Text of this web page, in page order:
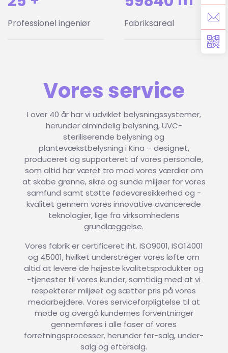
Professionel ingeniør Fabriksareal
Vores service
I over 40 år har vi udviklet belysningssystemer,
herunder almindelig belysning, UVC-
steriliserende belysning og
plantevækstbelysning i Kina – designet,
produceret og supporteret af vores personale,
som altid har været tro mod vores værdier om
at skabe grønne, sikre og sunde miljøer for vores
samfund samt støtte fødevaresikkerhed og -
kvalitet gennem vores innovative avancerede
teknologier, lige fra virksomhedens
grundlæggelse.
Vores fabrik er certificeret iht. ISO9001, ISO14001
og 45001, hvilket understreger vores løfte om
altid at levere de højeste kvalitetsprodukter og
-tjenester til vores kunder, samtidig med at vi
respekterer miljøet og sætter pris på vores
medarbejdere. Vores serviceforpligtelse til at
møde og overgå kundernes forventninger
gennemføres i alle faser af vores
forretningsprocesser, herunder før-salg, under-
salg og eftersalg.